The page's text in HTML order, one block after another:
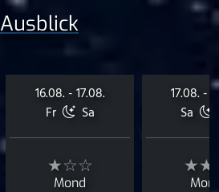
Ausblick
16.08. - 17.08.
Fr
Sa
★☆☆
Mond
17.08. -
Sa